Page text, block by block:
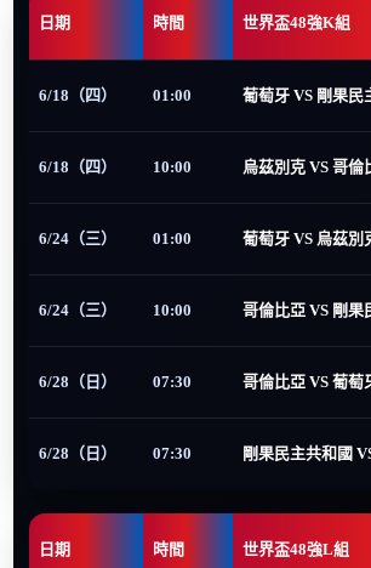
日期 時間 世界盃48強K組
6/18（四） 01:00 葡萄牙 VS 剛果民
6/18（四） 10:00 烏茲別克 VS 哥倫
6/24（三） 01:00 葡萄牙 VS 烏茲別
6/24（三） 10:00 哥倫比亞 VS 剛果
6/28（日） 07:30 哥倫比亞 VS 葡萄
6/28（日） 07:30 剛果民主共和國
日期 時間 世界盃48強L組